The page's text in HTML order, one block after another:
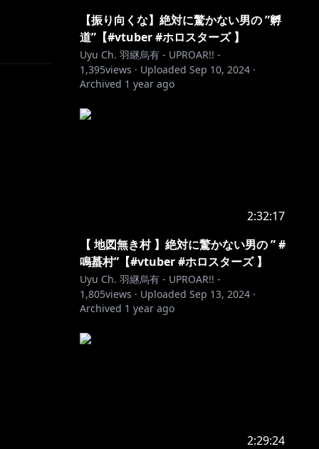
【振り向くな】絶対に驚かない男の ”孵
道”【#vtuber #ホロスターズ 】
Uyu Ch. 羽継烏有 - UPROAR!! -
1,395views · Uploaded Sep 10, 2024 ·
Archived 1 year ago
2:32:17
【 地図無き村 】絶対に驚かない男の ” #
鳴蟇村”【#vtuber #ホロスターズ 】
Uyu Ch. 羽継烏有 - UPROAR!! -
1,805views · Uploaded Sep 13, 2024 ·
Archived 1 year ago
2:29:24